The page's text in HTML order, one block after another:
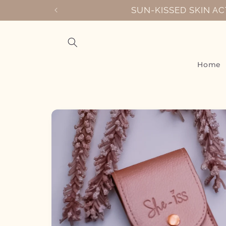
content
SUN-KISSED SKIN
Home
Ga direct naar
productinformatie